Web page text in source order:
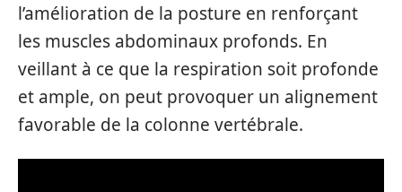
l’amélioration de la posture en renforçant
les muscles abdominaux profonds. En
veillant à ce que la respiration soit profonde
et ample, on peut provoquer un alignement
favorable de la colonne vertébrale.